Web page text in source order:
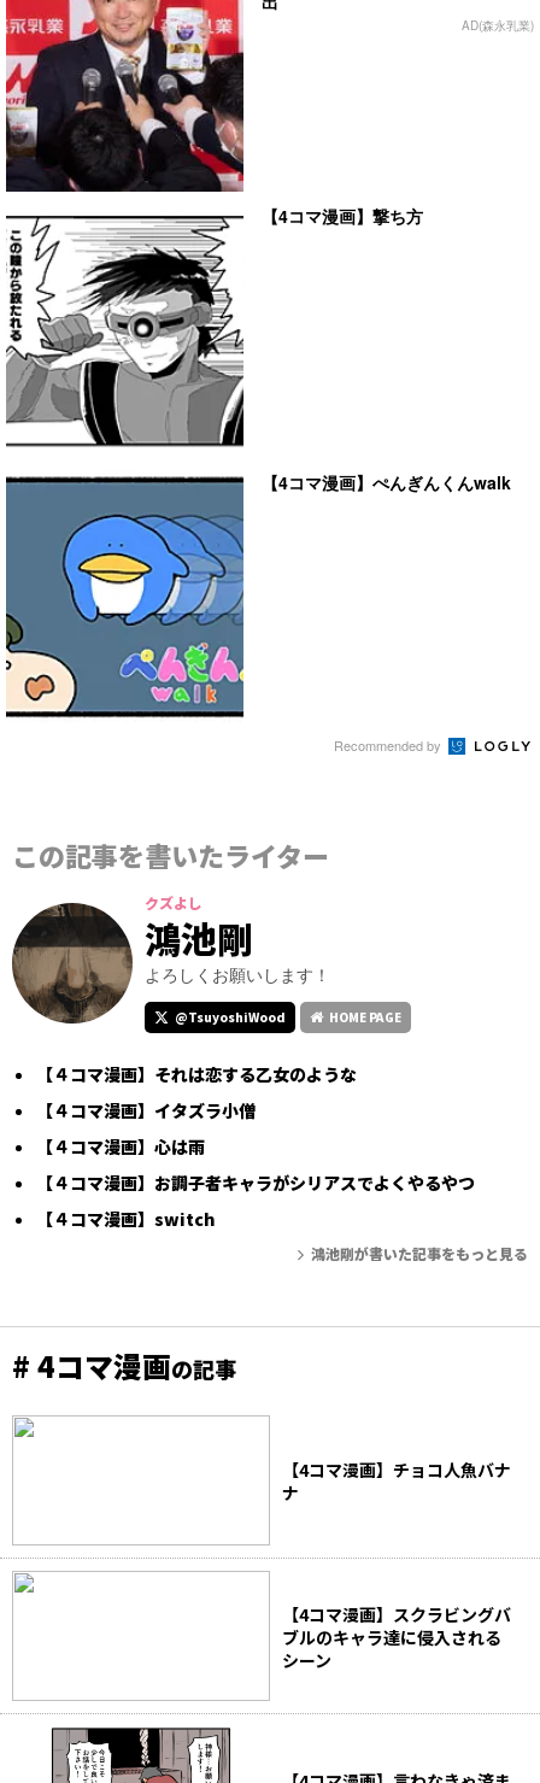
AD(森永乳業)
【4コマ漫画】撃ち方
【4コマ漫画】ぺんぎんくんwalk
Recommended by
この記事を書いたライター
クズよし
鴻池剛
よろしくお願いします！
@TsuyoshiWood HOME PAGE
【４コマ漫画】それは恋する乙女のような
【４コマ漫画】イタズラ小僧
【４コマ漫画】心は雨
【４コマ漫画】お調子者キャラがシリアスでよくやるやつ
【４コマ漫画】switch
鴻池剛が書いた記事をもっと見る
# 4コマ漫画の記事
【4コマ漫画】チョコ人魚バナ
ナ
【4コマ漫画】スクラビングバ
ブルのキャラ達に侵入される
シーン